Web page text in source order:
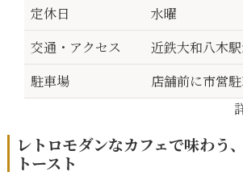
定休日
水曜
交通・アクセス
近鉄大和八木
駐車場
店舗前に市営
レトロモダンなカフェで味わう
トースト